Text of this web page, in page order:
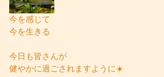
今を感じて
今を生きる
今日も皆さんが
健やかに過ごされますように☀️